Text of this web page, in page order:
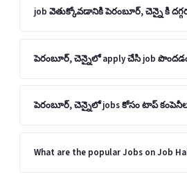
job వెతుక్కోవడానికి పెరంబూర్, చెన్నై కి
పెరంబూర్, చెన్నైలో apply చేసి job
పెరంబూర్, చెన్నైలో jobs కోసం టాప్
What are the popular Jobs on Job